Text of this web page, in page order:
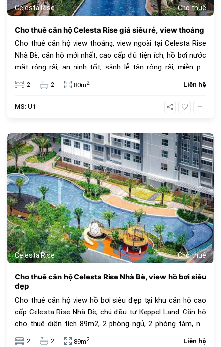
Celesta Rise Cho thuê
Cho thuê căn hộ Celesta Rise giá siêu rẻ, view thoáng
Cho thuê căn hộ view thoáng, view ngoài tại Celesta Rise
Nhà Bè, căn hộ mới nhất, cao cấp đủ tiện ích, hồ bơi nước
mặt rộng rãi, an ninh tốt, sảnh lễ tân rộng rãi, miễn phí
gym, phòng karaoke... Giá thuê chỉ 11.5 triệu đồng.
2 2 80m2 Liên hệ
MS: U1
Celesta Rise Cho thuê
594
Cho thuê căn hộ Celesta Rise Nhà Bè, view hồ bơi siêu
đẹp
Cho thuê căn hộ view hồ bơi siêu đẹp tại khu căn hộ cao
cấp Celesta Rise Nhà Bè, chủ đầu tư Keppel Land. Căn hộ
cho thuê diện tích 89m2, 2 phòng ngủ, 2 phòng tắm, nội
thất cơ bản dính tường. Giá thuê chỉ 12 triệu đồng.
2 2 89m2 Liên hệ